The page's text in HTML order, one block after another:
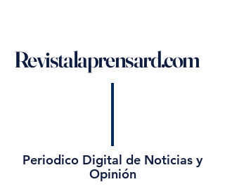
Revistalaprensard.com
Periodico Digital de Noticias y
Opinión